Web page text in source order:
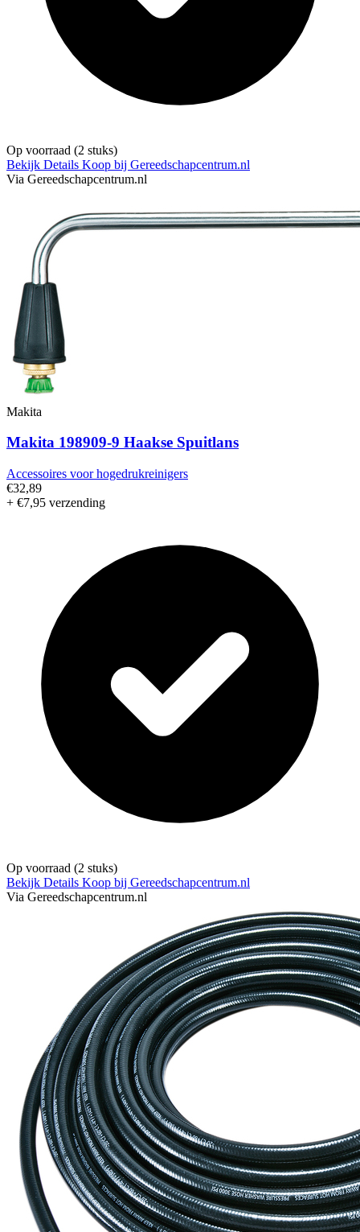
Op voorraad (2 stuks)
Bekijk Details Koop bij Gereedschapcentrum.nl
Via Gereedschapcentrum.nl
Makita
Makita 198909-9 Haakse Spuitlans
Accessoires voor hogedrukreinigers
€32,89
+ €7,95 verzending
Op voorraad (2 stuks)
Bekijk Details Koop bij Gereedschapcentrum.nl
Via Gereedschapcentrum.nl